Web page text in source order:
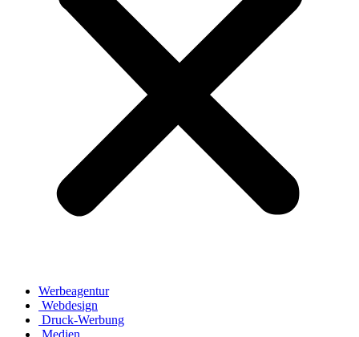
Werbeagentur
Webdesign
Druck-Werbung
Medien